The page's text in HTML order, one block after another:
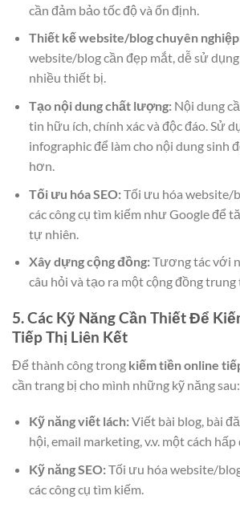
cần đảm bảo tốc độ và ổn định.
Thiết kế website/blog chuyên
website/blog cần đẹp mắt, dễ sử
nhiều thiết bị.
Tạo nội dung chất lượng:Nội dung
tin hữu ích, chính xác và độc đáo. Sử
infographic để làm cho nội dung sinh
hơn.
Tối ưu hóa SEO:Tối ưu hóa website/
các công cụ tìm kiếm như Google để
tự nhiên.
Xây dựng cộng đồng:Tương tác với
câu hỏi và tạo ra một cộng đồng trung
5. Các Kỹ Năng Cần Thiết Để
Tiếp Thị Liên Kết
Để thành công trong kiếm tiền online
cần trang bị cho mình những kỹ năng sau:
Kỹ năng viết lách:Viết bài blog, bài
hội, email marketing, v.v. một cách
Kỹ năng SEO:Tối ưu hóa website/
các công cụ tìm kiếm.